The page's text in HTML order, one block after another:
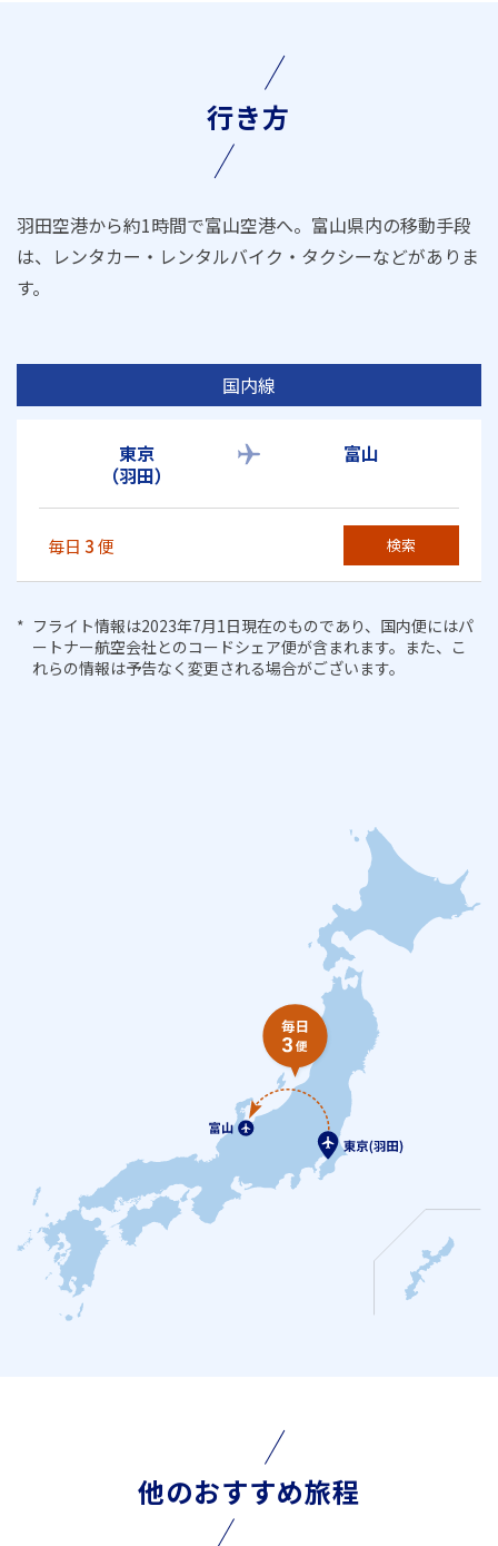
行き方
羽田空港から約1時間で富山空港へ。富山県内の移動手段
は、レンタカー・レンタルバイク・タクシーなどがありま
す。
国内線
東京
（羽田）
富山
毎日 3便 検索
フライト情報は2023年7月1日現在のものであり、国内便にはパ
ートナー航空会社とのコードシェア便が含まれます。また、こ
れらの情報は予告なく変更される場合がございます。
他のおすすめ旅程